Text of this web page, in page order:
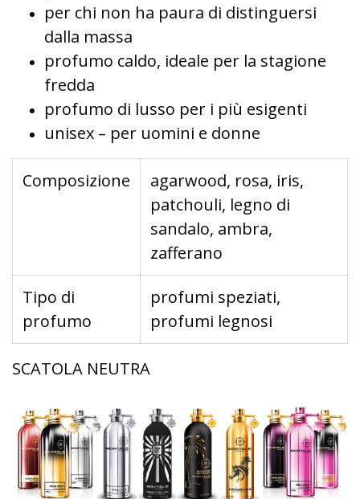
per chi non ha paura di distinguersi
dalla massa
profumo caldo, ideale per la stagione
fredda
profumo di lusso per i più esigenti
unisex – per uomini e donne
Composizione
agarwood, rosa, iris,
patchouli, legno di
sandalo, ambra,
zafferano
Tipo di
profumo
profumi speziati,
profumi legnosi
SCATOLA NEUTRA